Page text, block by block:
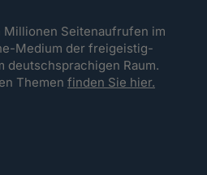
Seitenaufrufen im
Medium der freigeistig-
deutschsprachigen Raum.
Themenfinden Sie hier.